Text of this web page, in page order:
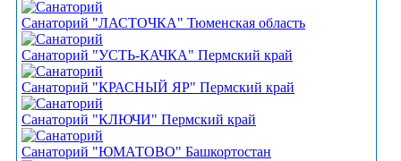
Санаторий "ЛАСТОЧКА" Тюменская область
Санаторий "УСТЬ-КАЧКА" Пермский край
Санаторий "КРАСНЫЙ ЯР" Пермский край
Санаторий "КЛЮЧИ" Пермский край
Санаторий "ЮМАТОВО" Башкортостан